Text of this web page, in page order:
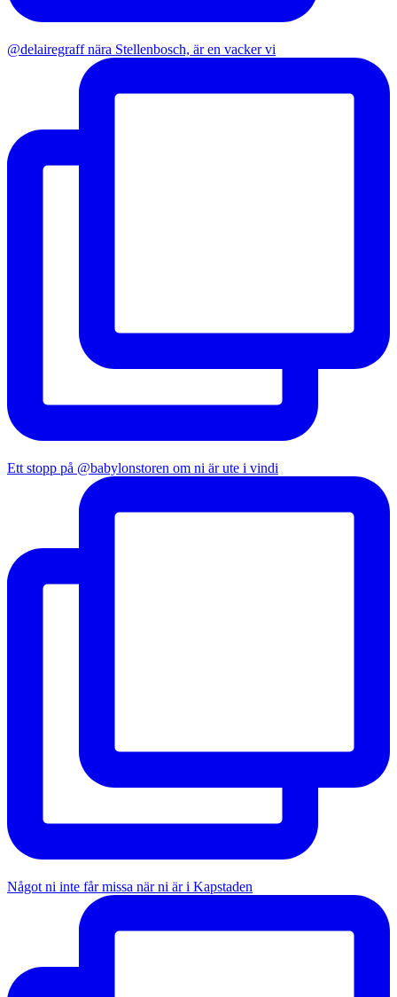
@delairegraff nära Stellenbosch, är en vacker vi
Ett stopp på @babylonstoren om ni är ute i vindi
Något ni inte får missa när ni är i Kapstaden